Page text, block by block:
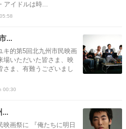
アイドルは時...
...
キ的第5回北九州市民映画
場いただいた皆さま、映
さま、有難うございまし
00:30
...
映画祭に 『俺たちに明日